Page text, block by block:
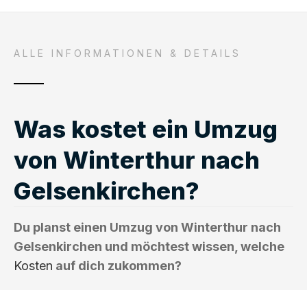
ALLE INFORMATIONEN & DETAILS
Was kostet ein Umzug
von Winterthur nach
Gelsenkirchen?
Du planst einen Umzug von Winterthur nach
Gelsenkirchen und möchtest wissen, welche
Kosten auf dich zukommen?